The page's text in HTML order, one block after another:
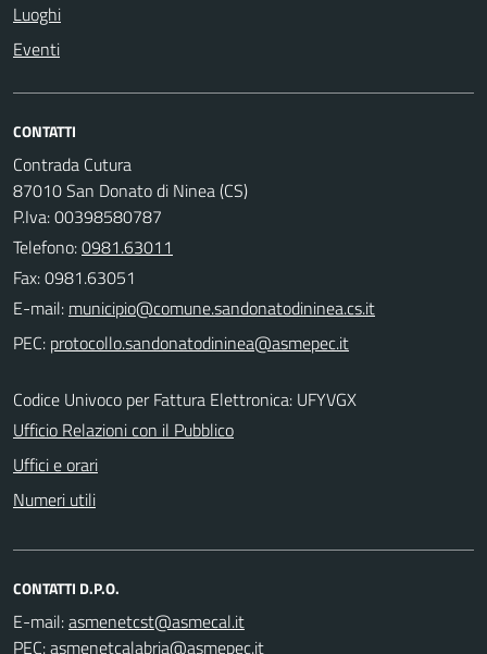
Luoghi
Eventi
CONTATTI
Contrada Cutura
87010 San Donato di Ninea (CS)
P.Iva: 00398580787
Telefono:0981.63011
Fax: 0981.63051
E-mail:
PEC:
Codice Univoco per Fattura Elettronica: UFYVGX
Ufficio Relazioni con il Pubblico
Uffici e orari
Numeri utili
CONTATTI D.P.O.
E-mail:
PEC: